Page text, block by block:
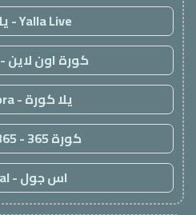
Yalla Live - يلا لايف
كورة اون لاين - koora onl
يلا كورة - yallakora
كورة 365 - kooora 365
اس جول - AS Goal